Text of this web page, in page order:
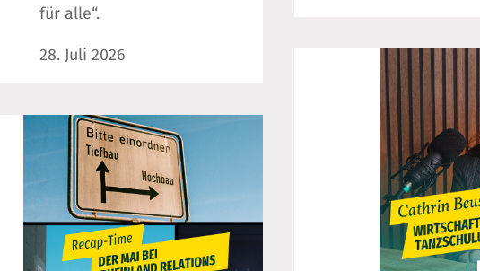
für alle“.
28. Juli 2026